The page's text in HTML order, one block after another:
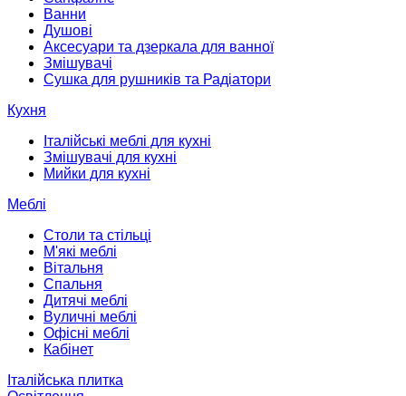
Ванни
Душові
Аксесуари та дзеркала для ванної
Змішувачі
Сушка для рушників та Радіатори
Кухня
Італійські меблі для кухні
Змішувачі для кухні
Мийки для кухні
Меблі
Столи та стільці
М'які меблі
Вітальня
Спальня
Дитячі меблі
Вуличні меблі
Офісні меблі
Кабінет
Італійська плитка